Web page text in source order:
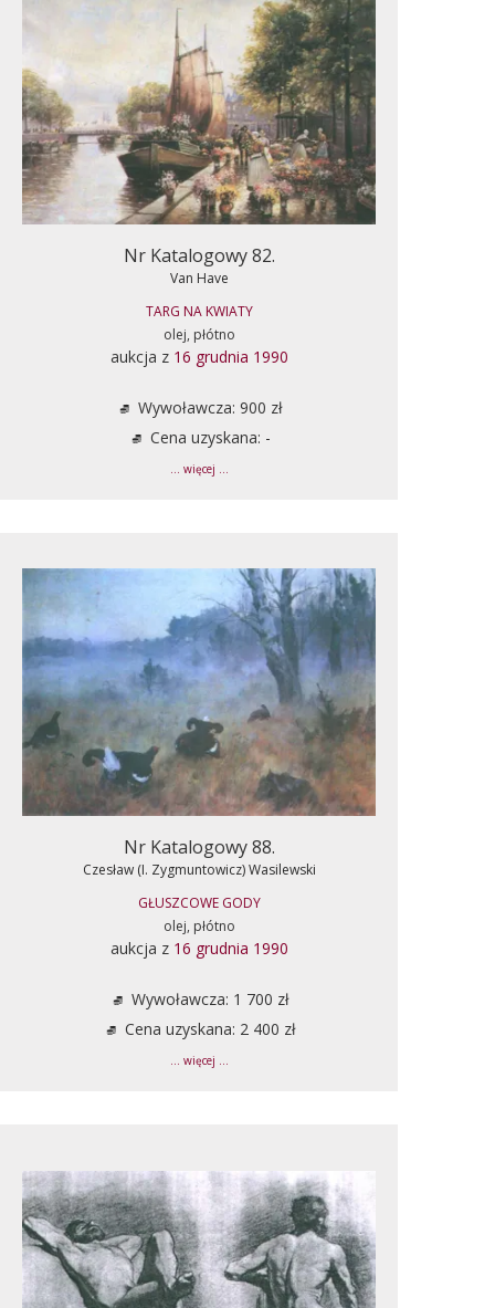
Nr Katalogowy 82.
Van Have
TARG NA KWIATY
olej, płótno
aukcja z 16 grudnia 1990
Wywoławcza: 900 zł
Cena uzyskana: -
... więcej ...
Nr Katalogowy 88.
Czesław (I. Zygmuntowicz) Wasilewski
GŁUSZCOWE GODY
olej, płótno
aukcja z 16 grudnia 1990
Wywoławcza: 1 700 zł
Cena uzyskana: 2 400 zł
... więcej ...